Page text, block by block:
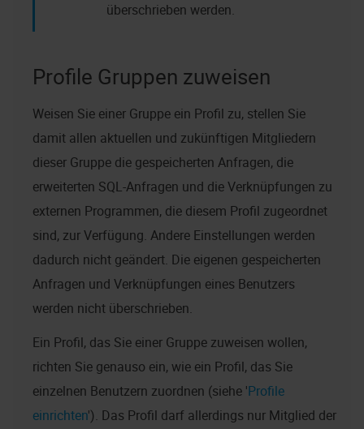
überschrieben werden.
Profile Gruppen zuweisen
Weisen Sie einer Gruppe ein Profil zu, stellen Sie
damit allen aktuellen und zukünftigen Mitgliedern
dieser Gruppe die gespeicherten Anfragen, die
erweiterten SQL-Anfragen und die Verknüpfungen zu
externen Programmen, die diesem Profil zugeordnet
sind, zur Verfügung. Andere Einstellungen werden
dadurch nicht geändert. Die eigenen gespeicherten
Anfragen und Verknüpfungen eines Benutzers
werden nicht überschrieben.
Ein Profil, das Sie einer Gruppe zuweisen wollen,
richten Sie genauso ein, wie ein Profil, das Sie
einzelnen Benutzern zuordnen (siehe 'Profile
einrichten'). Das Profil darf allerdings nur Mitglied der